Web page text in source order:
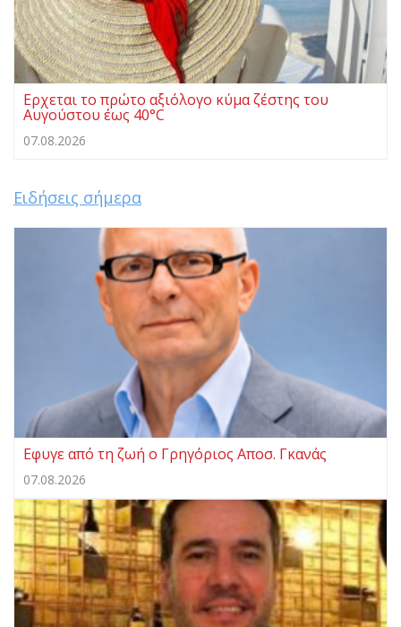
Ερχεται το πρώτο αξιόλογο κύμα ζέστης του
Αυγούστου έως 40°C
07.08.2026
Ειδήσεις σήμερα
Eφυγε από τη ζωή ο Γρηγόριος Αποσ. Γκανάς
07.08.2026